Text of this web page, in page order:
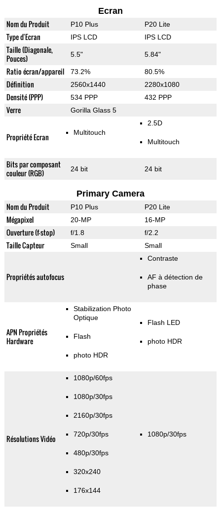
Ecran
Nom du Produit P10 Plus P20 Lite
Type d'Ecran IPS LCD IPS LCD
Taille (Diagonale,
Pouces)
5.5" 5.84"
Ratio écran/appareil 73.2% 80.5%
Définition 2560x1440 2280x1080
Densité (PPP) 534 PPP 432 PPP
Verre Gorilla Glass 5
Propriété Ecran Multitouch
2.5D
Multitouch
Bits par composant
couleur (RGB)
24 bit 24 bit
Primary Camera
Nom du Produit P10 Plus P20 Lite
Mégapixel 20-MP 16-MP
Ouverture (f-stop) f/1.8 f/2.2
Taille Capteur Small Small
Propriétés autofocus
Contraste
AF à détection de
phase
APN Propriétés
Hardware
Stabilization Photo
Optique
Flash
photo HDR
Flash LED
photo HDR
Résolutions Vidéo
1080p/60fps
1080p/30fps
2160p/30fps
720p/30fps
480p/30fps
320x240
176x144
1080p/30fps